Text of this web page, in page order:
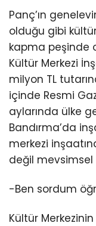
Panç’ın
olduğu gibi
kapma peşinde
Kültür Merkezi
milyon TL
içinde Resmi
aylarında ülke
Bandırma’da
merkezi
değil mevsimsel
-Ben sordum
Kültür